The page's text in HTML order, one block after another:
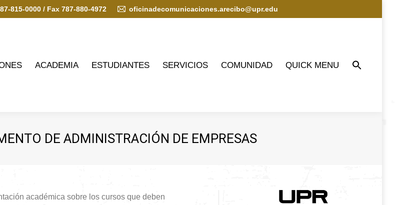
815-0000 / Fax 787-880-4972 oficinadecomunicaciones.arecibo@upr.edu
ACADEMIA ESTUDIANTES SERVICIOS COMUNIDAD QUICK MENU
DE ADMINISTRACIÓN DE EMPRESAS
académica sobre los cursos que deben
ESTUDIANTES COMUNIDAD